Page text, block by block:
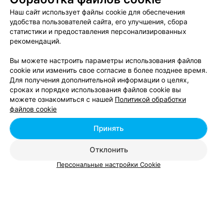
Штопор
Гомель, пр-т Победы, 5 до 22:00
Показать последние 19
1 2
Вам будет интересно
Наш сайт использует файлы cookie для обеспечения
удобства пользователей сайта, его улучшения, сбора
статистики и предоставления персонализированных
рекомендаций.
Вы можете настроить параметры использования файлов
cookie или изменить свое согласие в более позднее время.
Для получения дополнительной информации о целях,
сроках и порядке использования файлов cookie вы
можете ознакомиться с нашей Политикой обработки
файлов cookie
Отклонить
Принять
Персональные настройки Cookie